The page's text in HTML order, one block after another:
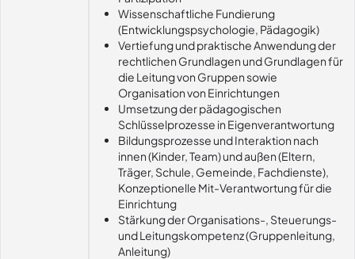
Wissenschaftliche Fundierung
(Entwicklungspsychologie, Pädagogik)
Vertiefung und praktische Anwendung der
rechtlichen Grundlagen und Grundlagen für
die Leitung von Gruppen sowie
Organisation von Einrichtungen
Umsetzung der pädagogischen
Schlüsselprozesse in Eigenverantwortung
Bildungsprozesse und Interaktion nach
innen (Kinder, Team) und außen (Eltern,
Träger, Schule, Gemeinde, Fachdienste),
Konzeptionelle Mit-Verantwortung für die
Einrichtung
Stärkung der Organisations-, Steuerungs-
und Leitungskompetenz (Gruppenleitung,
Anleitung)